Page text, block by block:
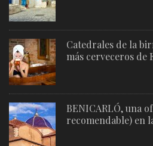
Catedrales de la
más cerveceros de
BENICARLÓ, una
recomendable) en